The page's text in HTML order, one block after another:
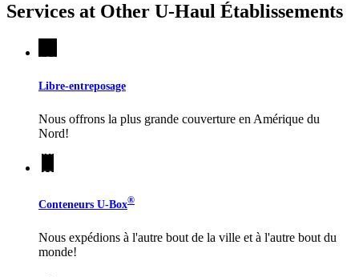
Services at Other U-Haul Établissements
Libre-entreposage
Nous offrons la plus grande couverture en Amérique du
Nord!
Conteneurs U-Box®
Nous expédions à l'autre bout de la ville et à l'autre bout du
monde!